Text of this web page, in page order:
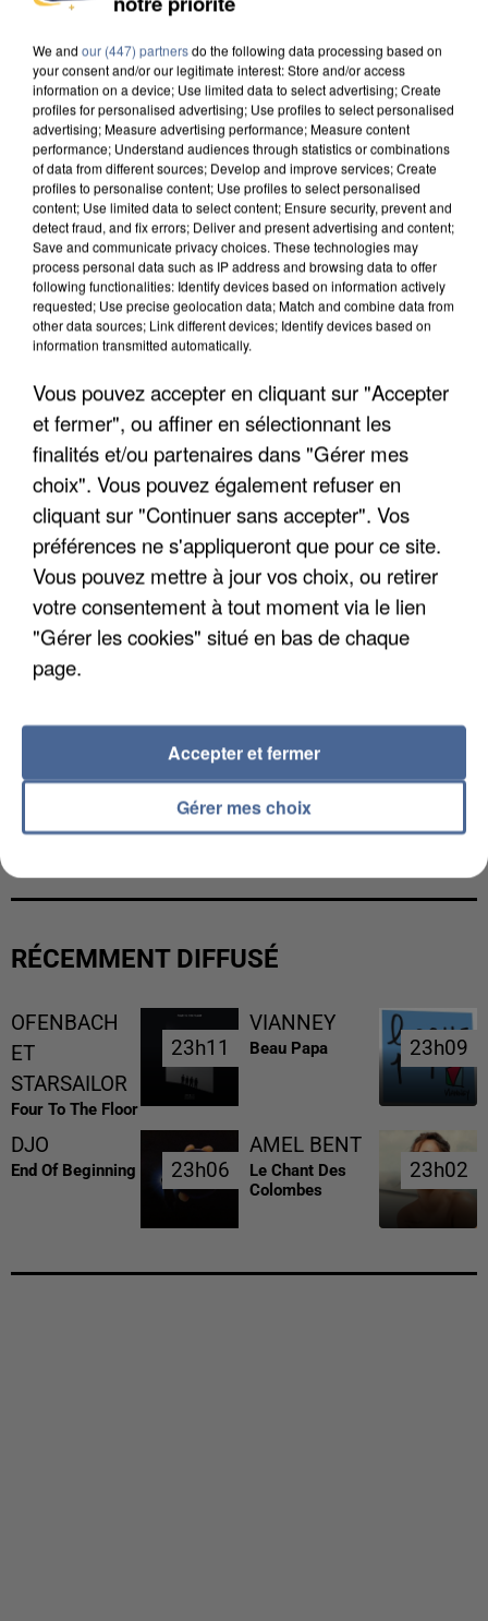
APRÈS TOUTES CES CANICULES, LES REFUGES
DE FAUNE SAUVAGE SONT...
L’UN DES FONDATEURS SUPPOSÉS DE LA DZ
MAFIA INTERPELLÉ EN ALGÉRIE
RÉCEMMENT DIFFUSÉ
OFENBACH
ET
STARSAILOR
Four To The Floor
23h11
23h11
VIANNEY
Beau Papa 23h09
23h09
DJO
End Of Beginning 23h06
23h06
AMEL BENT
Le Chant Des
Colombes
23h02
23h02
We and our (447) partnersdo the following data processing based on
your consent and/or our legitimate interest: Store and/or access
information on a device; Use limited data to select advertising; Create
profiles for personalised advertising; Use profiles to select personalised
advertising; Measure advertising performance; Measure content
performance; Understand audiences through statistics or combinations
of data from different sources; Develop and improve services; Create
profiles to personalise content; Use profiles to select personalised
content; Use limited data to select content; Ensure security, prevent and
detect fraud, and fix errors; Deliver and present advertising and content;
Save and communicate privacy choices. These technologies may
process personal data such as IP address and browsing data to offer
following functionalities: Identify devices based on information actively
requested; Use precise geolocation data; Match and combine data from
other data sources; Link different devices; Identify devices based on
information transmitted automatically.
Vous pouvez accepter en cliquant sur "Accepter
et fermer", ou affiner en sélectionnant les
finalités et/ou partenaires dans "Gérer mes
choix". Vous pouvez également refuser en
cliquant sur "Continuer sans accepter". Vos
préférences ne s'appliqueront que pour ce site.
Vous pouvez mettre à jour vos choix, ou retirer
votre consentement à tout moment via le lien
"Gérer les cookies" situé en bas de chaque
page.
Gérer mes choix
Accepter et fermer